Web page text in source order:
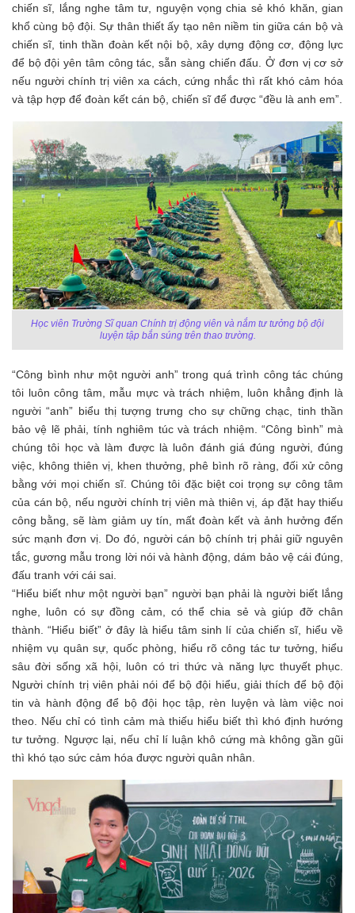
chiến sĩ, lắng nghe tâm tư, nguyện vọng chia sẻ khó khăn, gian
khổ cùng bộ đội. Sự thân thiết ấy tạo nên niềm tin giữa cán bộ và
chiến sĩ, tinh thần đoàn kết nội bộ, xây dựng động cơ, động lực
để bộ đội yên tâm công tác, sẵn sàng chiến đấu. Ở đơn vị cơ sở
nếu người chính trị viên xa cách, cứng nhắc thì rất khó cảm hóa
và tập hợp để đoàn kết cán bộ, chiến sĩ để được “đều là anh em”.
Học viên Trường Sĩ quan Chính trị động viên và nắm tư tưởng bộ đội
luyện tập bắn súng trên thao trường.
“Công bình như một người anh” trong quá trình công tác chúng
tôi luôn công tâm, mẫu mực và trách nhiệm, luôn khẳng định là
người “anh” biểu thị tượng trưng cho sự chững chạc, tinh thần
bảo vệ lẽ phải, tính nghiêm túc và trách nhiệm. “Công bình” mà
chúng tôi học và làm được là luôn đánh giá đúng người, đúng
việc, không thiên vị, khen thưởng, phê bình rõ ràng, đối xử công
bằng với mọi chiến sĩ. Chúng tôi đặc biệt coi trọng sự công tâm
của cán bộ, nếu người chính trị viên mà thiên vị, áp đặt hay thiếu
công bằng, sẽ làm giảm uy tín, mất đoàn kết và ảnh hưởng đến
sức mạnh đơn vị. Do đó, người cán bộ chính trị phải giữ nguyên
tắc, gương mẫu trong lời nói và hành động, dám bảo vệ cái đúng,
đấu tranh với cái sai.
“Hiểu biết như một người bạn” người bạn phải là người biết lắng
nghe, luôn có sự đồng cảm, có thể chia sẻ và giúp đỡ chân
thành. “Hiểu biết” ở đây là hiểu tâm sinh lí của chiến sĩ, hiểu về
nhiệm vụ quân sự, quốc phòng, hiểu rõ công tác tư tưởng, hiểu
sâu đời sống xã hội, luôn có tri thức và năng lực thuyết phục.
Người chính trị viên phải nói để bộ đội hiểu, giải thích để bộ đội
tin và hành động để bộ đội học tập, rèn luyện và làm việc noi
theo. Nếu chỉ có tình cảm mà thiếu hiểu biết thì khó định hướng
tư tưởng. Ngược lại, nếu chỉ lí luận khô cứng mà không gần gũi
thì khó tạo sức cảm hóa được người quân nhân.